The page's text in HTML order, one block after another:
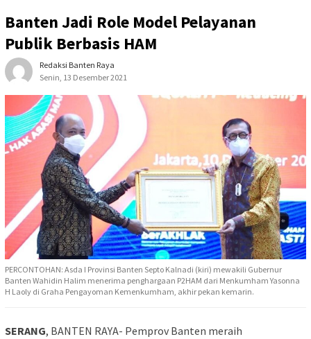
Banten Jadi Role Model Pelayanan
Publik Berbasis HAM
Redaksi Banten Raya
Senin, 13 Desember 2021
PERCONTOHAN: Asda I Provinsi Banten Septo Kalnadi (kiri) mewakili Gubernur
Banten Wahidin Halim menerima penghargaan P2HAM dari Menkumham Yasonna
H Laoly di Graha Pengayoman Kemenkumham, akhir pekan kemarin.
SERANG, BANTEN RAYA- Pemprov Banten meraih